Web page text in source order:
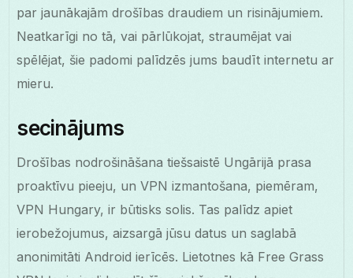
par jaunākajām drošības draudiem un risinājumiem.
Neatkarīgi no tā, vai pārlūkojat, straumējat vai
spēlējat, šie padomi palīdzēs jums baudīt internetu ar
mieru.
secinājums
Drošības nodrošināšana tiešsaistē Ungārijā prasa
proaktīvu pieeju, un VPN izmantošana, piemēram,
VPN Hungary, ir būtisks solis. Tas palīdz apiet
ierobežojumus, aizsargā jūsu datus un saglabā
anonimitāti Android ierīcēs. Lietotnes kā Free Grass